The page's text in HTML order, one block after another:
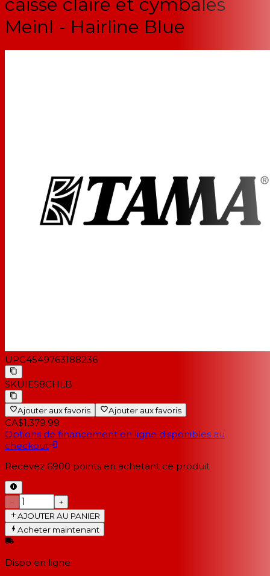
Meinl - Hairline Blue
UPC4549763188236
SKUIE58CHLB
Ajouter aux favoris Ajouter aux favoris
CA$1,379.99
Options de financement en ligne disponibles au
checkout
Recevez 6900 points en achetant ce produit
−
+
AJOUTER AU PANIER
Acheter maintenant
Dispo en ligne